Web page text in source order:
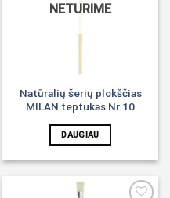
NETURIME
Natūralių šerių plokščias
MILAN teptukas Nr.10
DAUGIAU